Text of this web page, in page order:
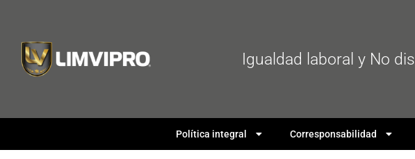
Igualdad laboral y No
Política integral Corresponsabilidad